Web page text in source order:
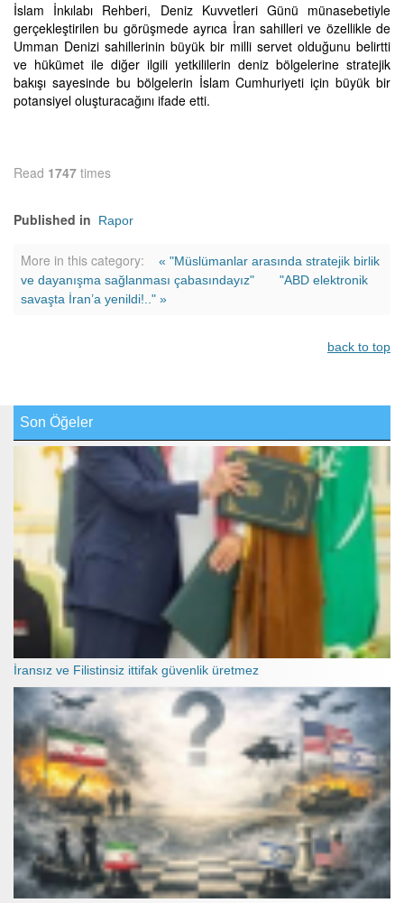
İslam İnkılabı Rehberi, Deniz Kuvvetleri Günü münasebetiyle
gerçekleştirilen bu görüşmede ayrıca İran sahilleri ve özellikle de
Umman Denizi sahillerinin büyük bir milli servet olduğunu belirtti
ve hükümet ile diğer ilgili yetkililerin deniz bölgelerine stratejik
bakışı sayesinde bu bölgelerin İslam Cumhuriyeti için büyük bir
potansiyel oluşturacağını ifade etti.
Read 1747 times
Published in Rapor
More in this category:
« "Müslümanlar arasında stratejik birlik
ve dayanışma sağlanması çabasındayız"
"ABD elektronik
savaşta İran’a yenildi!.." »
back to top
Son Öğeler
İransız ve Filistinsiz ittifak güvenlik üretmez